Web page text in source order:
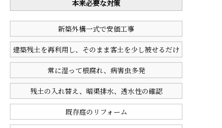
本来必要な対策
新築外構一式で安価工事
建築残土を再利用し、そのまま客土を少し被せるだけ
常に湿って根腐れ、病害虫多発
残土の入れ替え、暗渠排水、透水性の確認
既存庭のリフォーム